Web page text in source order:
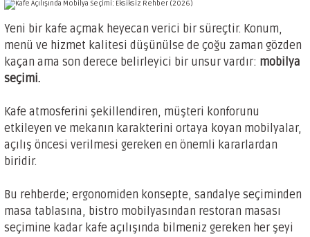
Yeni bir kafe açmak heyecan verici bir süreçtir. Konum,
menü ve hizmet kalitesi düşünülse de çoğu zaman gözden
kaçan ama son derece belirleyici bir unsur vardır: mobilya
seçimi.
Kafe atmosferini şekillendiren, müşteri konforunu
etkileyen ve mekanın karakterini ortaya koyan mobilyalar,
açılış öncesi verilmesi gereken en önemli kararlardan
biridir.
Bu rehberde; ergonomiden konsepte, sandalye seçiminden
masa tablasına, bistro mobilyasından restoran masası
seçimine kadar kafe açılışında bilmeniz gereken her şeyi